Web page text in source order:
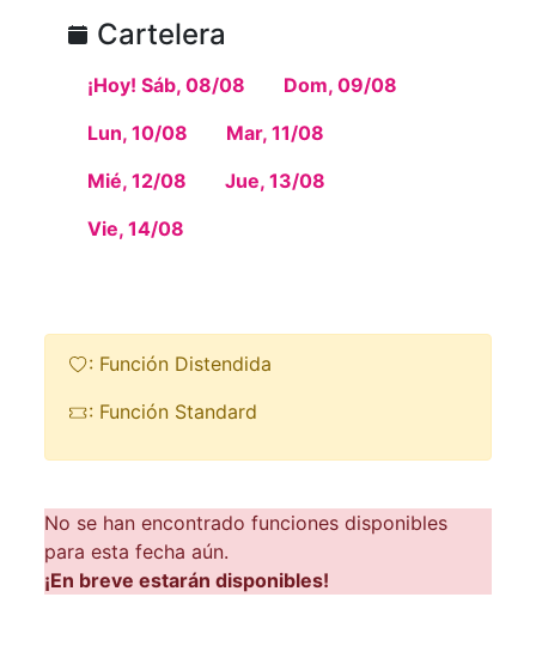
Cartelera
¡Hoy! Sáb, 08/08
Dom, 09/08
Lun, 10/08
Mar, 11/08
Mié, 12/08
Jue, 13/08
Vie, 14/08
: Función Distendida
: Función Standard
No se han encontrado funciones disponibles
para esta fecha aún.
¡En breve estarán disponibles!